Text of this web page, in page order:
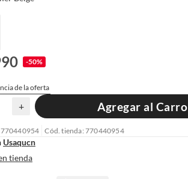
-50%
de la oferta
+ Agregar al Carro
Cód. tienda: 770440954
Usaqucn
tienda